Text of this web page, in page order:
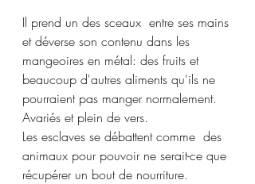
Il prend un des sceaux  entre ses mains
et déverse son contenu dans les
mangeoires en métal: des fruits et
beaucoup d'autres aliments qu'ils ne
pourraient pas manger normalement.
Avariés et plein de vers.
Les esclaves se débattent comme  des
animaux pour pouvoir ne serait-ce que
récupérer un bout de nourriture.